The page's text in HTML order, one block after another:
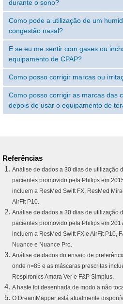
durante o sono?
Como pode a utilização de um
congestão nasal?
E se eu me sentir com gases ou
equipamento de CPAP?
Como posso corrigir marcas ou
Como posso corrigir as marcas das
depois de usar o equipamento de
Referências
Análise de dados a 30 dias de utilização
pacientes promovido pela Philips em
incluem a ResMed Swift FX, ResMed
AirFit P10.
Análise de dados a 30 dias de utilização
pacientes promovido pela Philips em
incluem a ResMed Swift FX e AirFit P10,
Nuance e Nuance Pro.
Análise de dados do ensaio de
onde n=85 e as máscaras prescritas
Respironics Amara Ver e F&P Simplus.
A haste foi desenhada de modo a não
O DreamMapper está atualmente